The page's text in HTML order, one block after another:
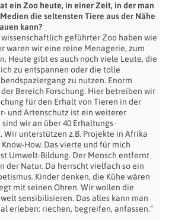
ein Zoo heute, in einer Zeit, in der man
die seltensten Tiere aus der Nähe
kann?
wissenschaftlich geführter Zoo haben wie
waren wir eine reine Menagerie, zum
Heute gibt es auch noch viele Leute, die
zu entspannen oder die tolle
zu nutzen. Enorm
Bereich Forschung. Hier betreiben wir
für den Erhalt von Tieren in der
und Artenschutz ist ein weiterer
wir an über 40 Erhaltungs-
unterstützen z.B. Projekte in Afrika
How. Das vierte und für mich
Umwelt-Bildung. Der Mensch entfernt
der Natur. Da herrscht vielfach so ein
Kinder denken, die Kühe wären
mit seinen Ohren. Wir wollen die
sensibilisieren. Das alles kann man
erleben: riechen, begreifen, anfassen.“